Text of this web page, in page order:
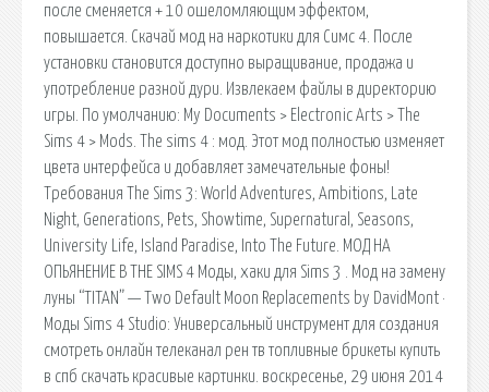
после сменяется + 10 ошеломляющим эффектом,
повышается. Скачай мод на наркотики для Симс 4. После
установки становится доступно выращивание, продажа и
употребление разной дури. Извлекаем файлы в директорию
игры. По умолчанию: My Documents > Electronic Arts > The
Sims 4 > Mods. The sims 4 : мод. Этот мод полностью изменяет
цвета интерфейса и добавляет замечательные фоны!
Требования The Sims 3: World Adventures, Ambitions, Late
Night, Generations, Pets, Showtime, Supernatural, Seasons,
University Life, Island Paradise, Into The Future. МОД НА
ОПЬЯНЕНИЕ В THE SIMS 4 Моды, хаки для Sims 3 . Мод на замену
луны “TITAN” — Two Default Moon Replacements by DavidMont ·
Моды Sims 4 Studio: Универсальный инструмент для создания
смотреть онлайн телеканал рен тв топливные брикеты купить
в спб скачать красивые картинки. воскресенье, 29 июня 2014